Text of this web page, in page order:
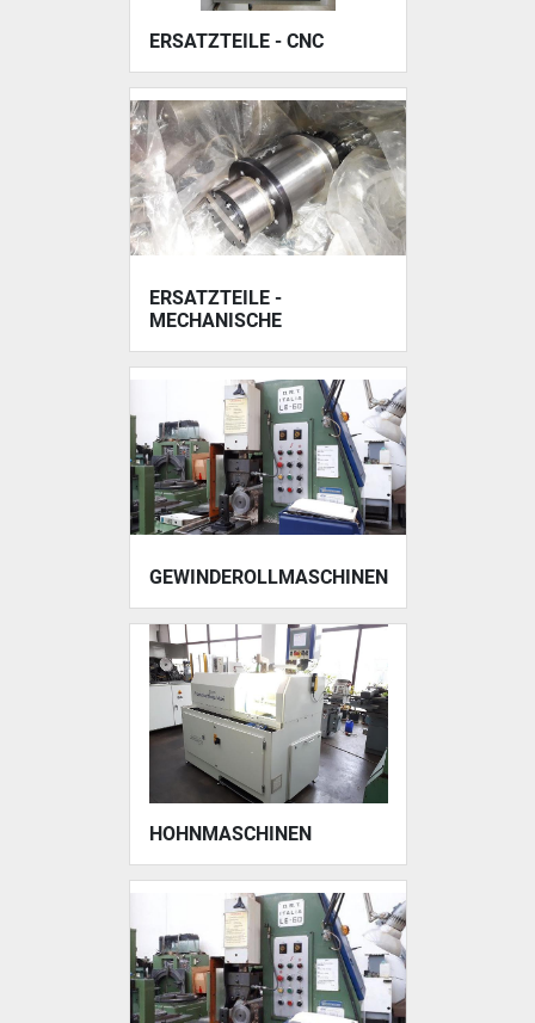
ERSATZTEILE - CNC
ERSATZTEILE -
MECHANISCHE
GEWINDEROLLMASCHINEN
HOHNMASCHINEN